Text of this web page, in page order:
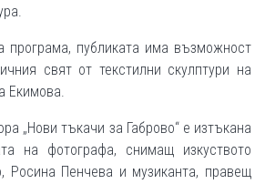
програма, публиката има възможност
свят от текстилни скулптури на
Екимова.
„Нови тъкачи за Габрово“ е изтъкана
на фотографа, снимащ изкуството
Росина Пенчева и музиканта, правещ